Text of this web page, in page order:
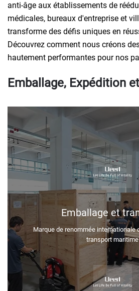
anti-âge aux établissements de
médicales, bureaux d'entreprise et
transforme des défis uniques en
Découvrez comment nous créons
hautement performantes pour nos
Emballage, Expédition
Emballage et
Marque de renommée internationale
transport maritime